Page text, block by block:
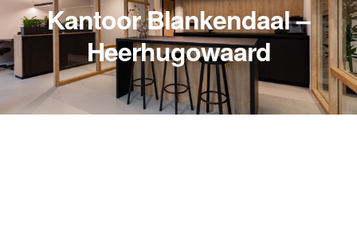
Kantoor Blankendaal –
Heerhugowaard